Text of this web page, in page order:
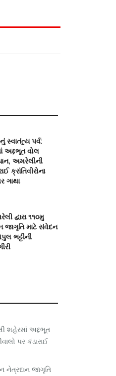
સ્વાતંત્ર્ય પર્વ:
અદ્દભૂત વોલ
અમરેલીની
ક્રાંતિવીરોના
ગાથા
દ્વારા ૧૧૦મુ
જાગૃતિ માટે સંવેદન
ભટ્ટીની
શહેરમાં અદ્દભૂત
પર કંડારાઈ
નેત્રદાન જાગૃતિ